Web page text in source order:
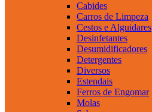
Cabides
Carros de Limpeza
Cestos e Alguidares
Desinfetantes
Desumidificadores
Detergentes
Diversos
Estendais
Ferros de Engomar
Molas